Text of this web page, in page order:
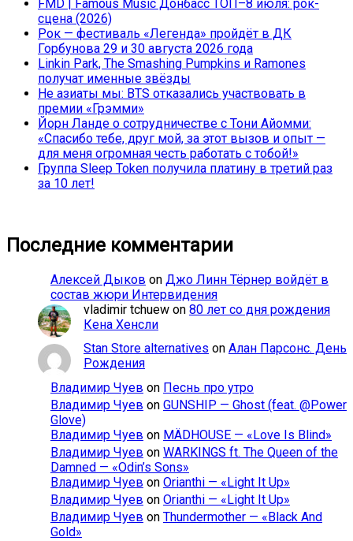
FMD | Famous Music Донбасс ТОП–8 июля: рок-
сцена (2026)
Рок — фестиваль «Легенда» пройдёт в ДК
Горбунова 29 и 30 августа 2026 года
Linkin Park, The Smashing Pumpkins и Ramones
получат именные звёзды
Не азиаты мы: BTS отказались участвовать в
премии «Грэмми»
Йорн Ланде о сотрудничестве с Тони Айомми:
«Спасибо тебе, друг мой, за этот вызов и опыт —
для меня огромная честь работать с тобой!»
Группа Sleep Token получила платину в третий раз
за 10 лет!
Последние комментарии
Алексей Дыков on Джо Линн Тёрнер войдёт в
состав жюри Интервидения
vladimir tchuew on 80 лет со дня рождения
Кена Хенсли
Stan Store alternatives on Алан Парсонс. День
Рождения
Владимир Чуев on Песнь про утро
Владимир Чуев on GUNSHIP — Ghost (feat. @Power
Glove)
Владимир Чуев on MÄDHOUSE — «Love Is Blind»
Владимир Чуев on WARKINGS ft. The Queen of the
Damned — «Odin’s Sons»
Владимир Чуев on Orianthi — «Light It Up»
Владимир Чуев on Orianthi — «Light It Up»
Владимир Чуев on Thundermother — «Black And
Gold»